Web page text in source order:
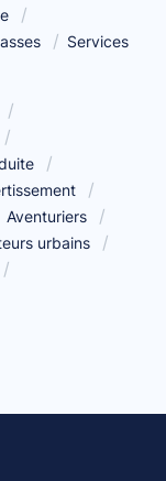
Services
Aventuriers
urbains